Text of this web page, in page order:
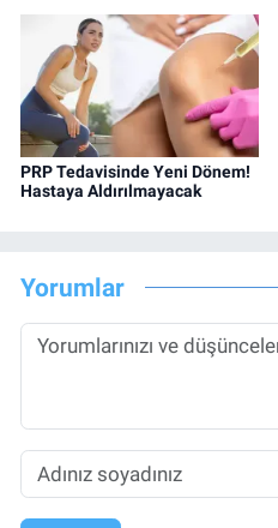
PRP Tedavisinde Yeni Dönem!
Hastaya Aldırılmayacak
Yorumlar